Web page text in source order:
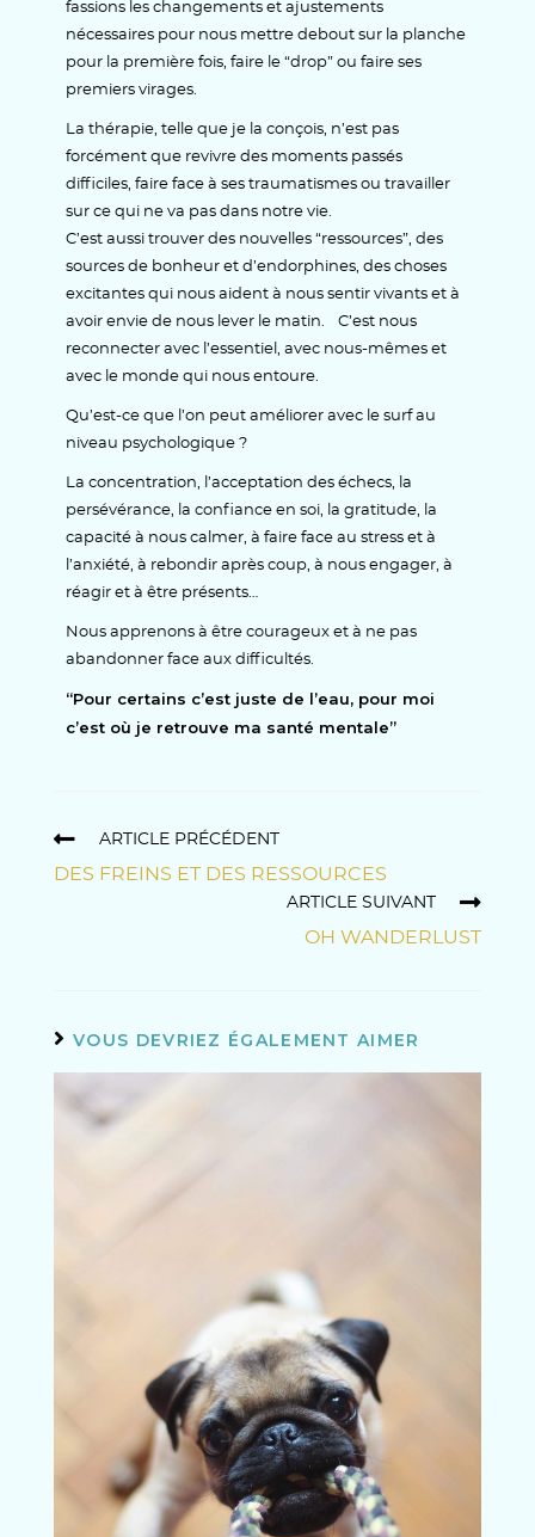
fassions les changements et ajustements
nécessaires pour nous mettre debout sur la planche
pour la première fois, faire le “drop” ou faire ses
premiers virages.
La thérapie, telle que je la conçois, n’est pas
forcément que revivre des moments passés
difficiles, faire face à ses traumatismes ou travailler
sur ce qui ne va pas dans notre vie.
C’est aussi trouver des nouvelles “ressources”, des
sources de bonheur et d’endorphines, des choses
excitantes qui nous aident à nous sentir vivants et à
avoir envie de nous lever le matin. C’est nous
reconnecter avec l’essentiel, avec nous-mêmes et
avec le monde qui nous entoure.
Qu’est-ce que l’on peut améliorer avec le surf au
niveau psychologique ?
La concentration, l’acceptation des échecs, la
persévérance, la confiance en soi, la gratitude, la
capacité à nous calmer, à faire face au stress et à
l’anxiété, à rebondir après coup, à nous engager, à
réagir et à être présents…
Nous apprenons à être courageux et à ne pas
abandonner face aux difficultés.
“Pour certains c’est juste de l’eau, pour moi
c’est où je retrouve ma santé mentale”
ARTICLE PRÉCÉDENT
DES FREINS ET DES RESSOURCES
ARTICLE SUIVANT
OH WANDERLUST
VOUS DEVRIEZ ÉGALEMENT AIMER